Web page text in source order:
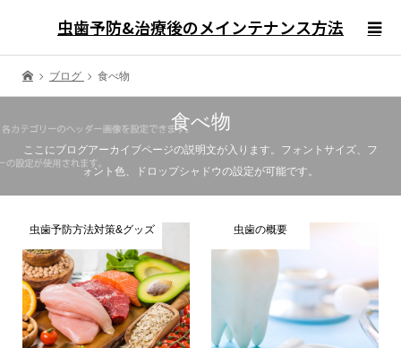
虫歯予防&治療後のメインテナンス方法
ブログ 食べ物
食べ物
ここにブログアーカイブページの説明文が入ります。フォントサイズ、フ
ォント色、ドロップシャドウの設定が可能です。
虫歯予防方法対策&グッズ 虫歯の概要